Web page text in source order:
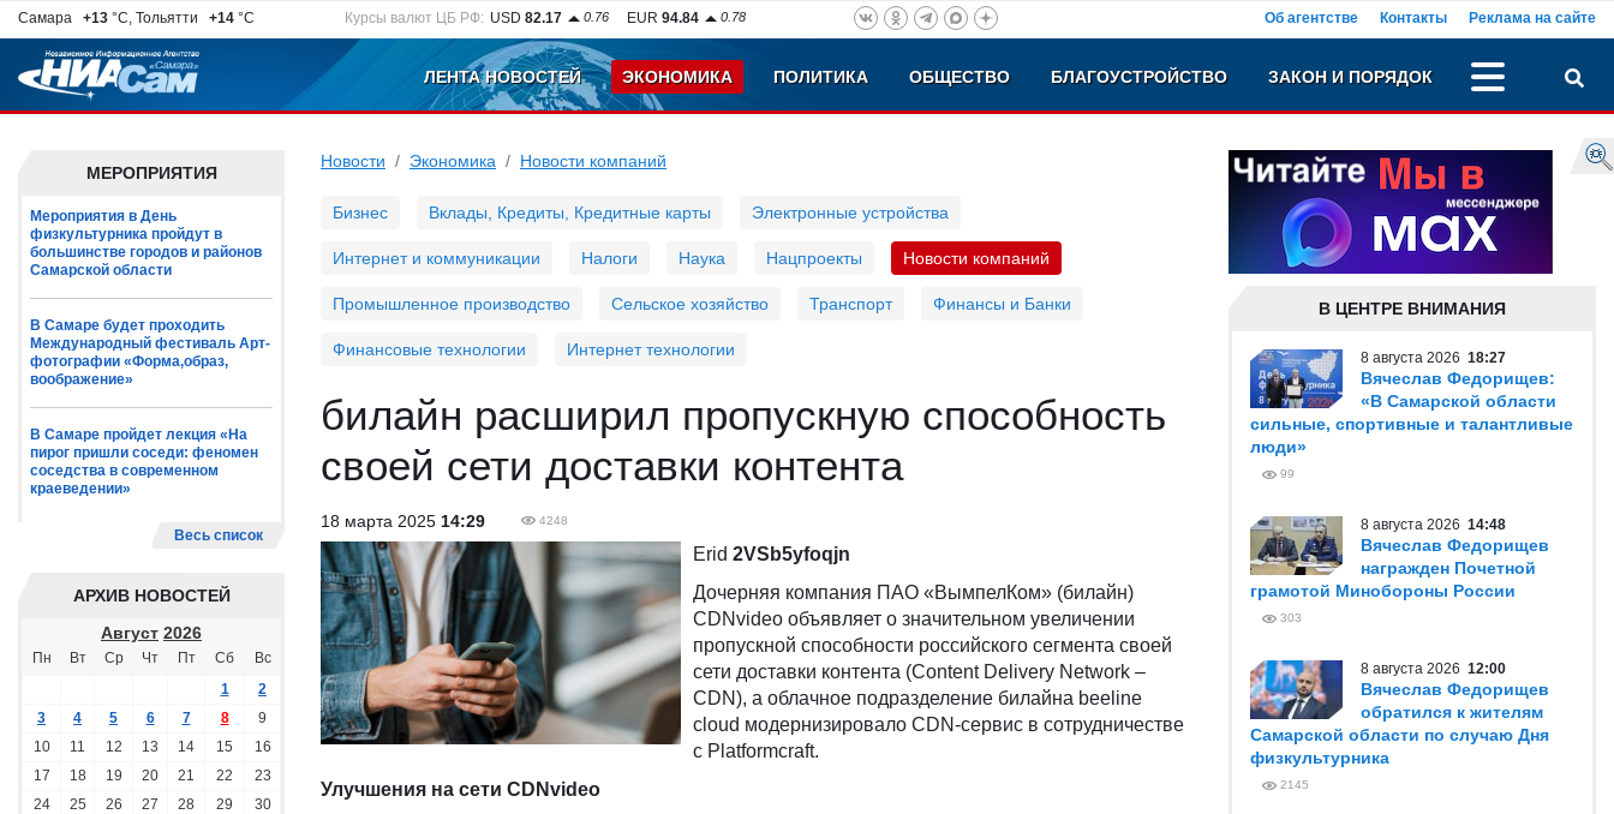
Самара +13 °C, Тольятти +14 °C Курсы валют ЦБ РФ: USD 82.17 0.76 EUR 94.84 0.78 Об агентстве Контакты Реклама на сайте
ЛЕНТА НОВОСТЕЙ ЭКОНОМИКА ПОЛИТИКА ОБЩЕСТВО БЛАГОУСТРОЙСТВО ЗАКОН И ПОРЯДОК
МЕРОПРИЯТИЯ
Мероприятия в День
физкультурника пройдут в
большинстве городов и районов
Самарской области
В Самаре будет проходить
Международный фестиваль Арт-
фотографии «Форма,образ,
воображение»
В Самаре пройдет лекция «На
пирог пришли соседи: феномен
соседства в современном
краеведении»
Весь список
АРХИВ НОВОСТЕЙ
Август 2026
Пн Вт Ср Чт Пт Сб
Вс
1
2
3
4 5 6 7 8
9
10
11 12 13 14 15
16
17
18 19 20 21 22
23
24
25 26 27 28 29
30
Новости Экономика Новости компаний
Бизнес Вклады, Кредиты, Кредитные карты Электронные устройства
Интернет и коммуникации Налоги Наука Нацпроекты Новости компаний
Промышленное производство Сельское хозяйство Транспорт Финансы и Банки
Финансовые технологии Интернет технологии
билайн расширил пропускную способность
своей сети доставки контента
18 марта 2025 14:29 4248
Erid 2VSb5yfoqjn
Дочерняя компания ПАО «ВымпелКом» (билайн)
CDNvideo объявляет о значительном увеличении
пропускной способности российского сегмента своей
сети доставки контента (Content Delivery Network –
CDN), а облачное подразделение билайна beeline
cloud модернизировало CDN-сервис в сотрудничестве
с Platformcraft.
Улучшения на сети CDNvideo
В ЦЕНТРЕ ВНИМАНИЯ
8 августа 2026 18:27
Вячеслав Федорищев:
«В Самарской области
сильные, спортивные и талантливые
люди»
99
8 августа 2026 14:48
Вячеслав Федорищев
награжден Почетной
грамотой Минобороны России
303
8 августа 2026 12:00
Вячеслав Федорищев
обратился к жителям
Самарской области по случаю Дня
физкультурника
2145